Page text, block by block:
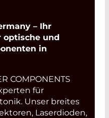
– Ihr
optische und
in
COMPONENTS
für
Unser breites
Laserdioden,